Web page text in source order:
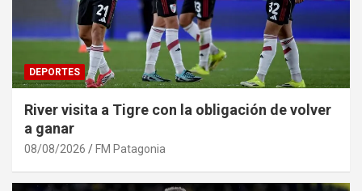
DEPORTES
River visita a Tigre con la obligación de volver
a ganar
08/08/2026 FM Patagonia